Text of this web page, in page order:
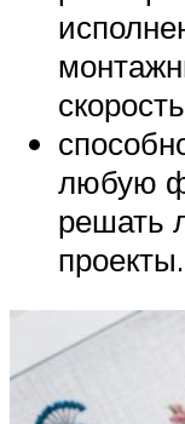
любую
решать
проекты.